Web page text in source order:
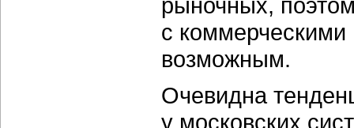
с коммерческими
возможным.
Очевидна
у московских